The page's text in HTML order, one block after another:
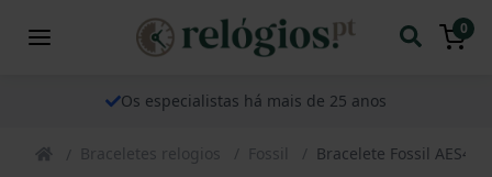
0
Os especialistas há mais de 25 anos
Braceletes relogios Fossil Bracelete Fossil